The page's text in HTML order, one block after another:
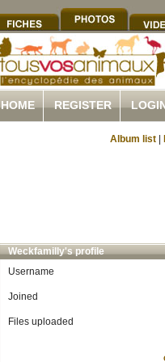
HOME REGISTER
Album list
Weckfamilly's profile
Username
Joined
Files uploaded